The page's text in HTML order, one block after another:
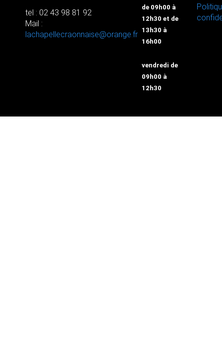
tel : 02 43 98 81 92
Mail :
lachapellecraonnaise@orange.fr
de 09h00 à
12h30 et de
13h30 à
16h00
vendredi de
09h00 à
12h30